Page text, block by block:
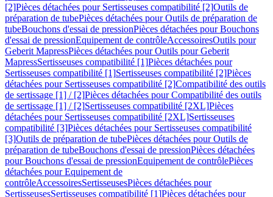
[2]Pièces détachées pour Sertisseuses compatibilité [2]Outils de
préparation de tubePièces détachées pour Outils de préparation de
tubeBouchons d'essai de pressionPièces détachées pour Bouchons
d'essai de pressionEquipement de contrôleAccessoiresOutils pour
Geberit MapressPièces détachées pour Outils pour Geberit
MapressSertisseuses compatibilité [1]Pièces détachées pour
Sertisseuses compatibilité [1]Sertisseuses compatibilité [2]Pièces
détachées pour Sertisseuses compatibilité [2]Compatibilité des outils
de sertissage [1] / [2]Pièces détachées pour Compatibilité des outils
de sertissage [1] / [2]Sertisseuses compatibilité [2XL]Pièces
détachées pour Sertisseuses compatibilité [2XL]Sertisseuses
compatibilité [3]Pièces détachées pour Sertisseuses compatibilité
[3]Outils de préparation de tubePièces détachées pour Outils de
préparation de tubeBouchons d'essai de pressionPièces détachées
pour Bouchons d'essai de pressionEquipement de contrôlePièces
détachées pour Equipement de
contrôleAccessoiresSertisseusesPièces détachées pour
SertisseusesSertisseuses compatibilité [1]Pièces détachées pour